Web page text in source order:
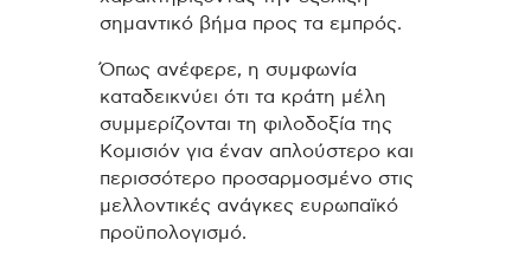
σημαντικό βήμα προς τα εμπρός.
Όπως ανέφερε, η συμφωνία
καταδεικνύει ότι τα κράτη μέλη
συμμερίζονται τη φιλοδοξία της
Κομισιόν για έναν απλούστερο και
περισσότερο προσαρμοσμένο στις
μελλοντικές ανάγκες ευρωπαϊκό
προϋπολογισμό.